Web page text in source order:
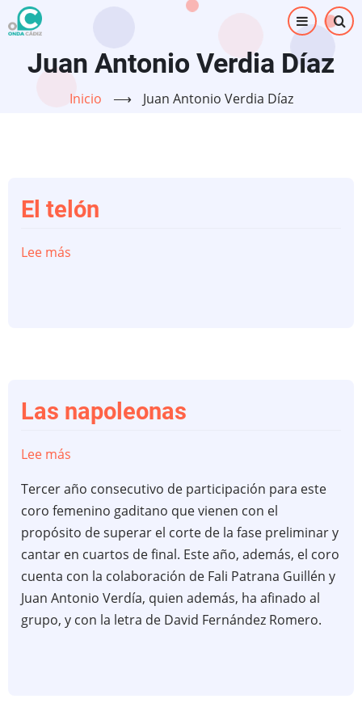
Pasar
al
contenido
principal
Juan Antonio Verdia Díaz
Inicio ⟶ Juan Antonio Verdia Díaz
El telón
Lee más
Las napoleonas
Lee más
napoleonas
Tercer año consecutivo de participación para este
coro femenino gaditano que vienen con el
propósito de superar el corte de la fase preliminar y
cantar en cuartos de final. Este año, además, el coro
cuenta con la colaboración de Fali Patrana Guillén y
Juan Antonio Verdía, quien además, ha afinado al
grupo, y con la letra de David Fernández Romero.